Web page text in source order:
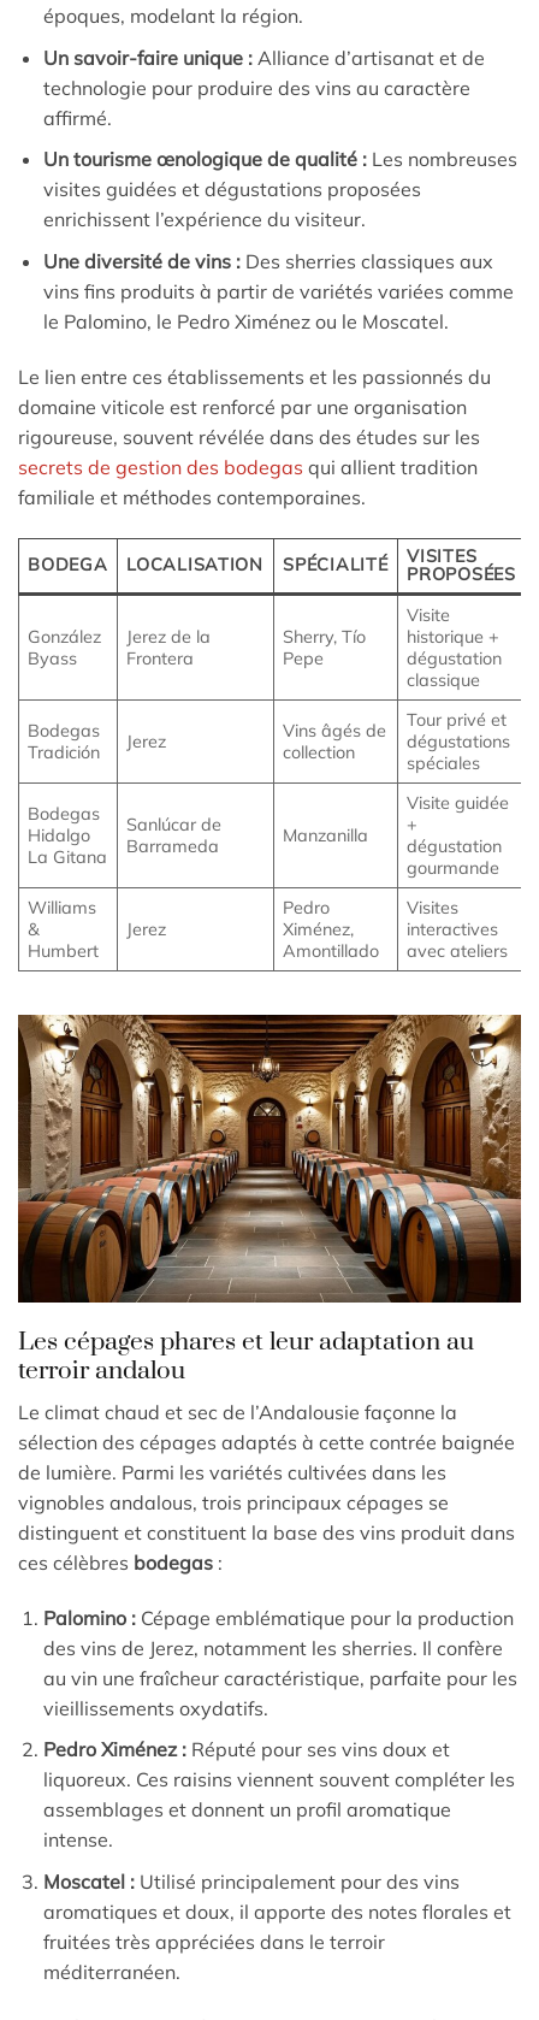
époques, modelant la région.
Un savoir-faire unique :Alliance d’artisanat et de
technologie pour produire des vins au caractère
affirmé.
Un tourisme œnologique de qualité :Les nombreuses
visites guidées et dégustations proposées
enrichissent l’expérience du visiteur.
Une diversité de vins :Des sherries classiques aux
vins fins produits à partir de variétés variées comme
le Palomino, le Pedro Ximénez ou le Moscatel.
Le lien entre ces établissements et les passionnés du
domaine viticole est renforcé par une organisation
rigoureuse, souvent révélée dans des études sur les
secrets de gestion des bodegas qui allient tradition
familiale et méthodes contemporaines.
BODEGA LOCALISATION SPÉCIALITÉ
VISITES
PROPOSÉES
González
Byass
Jerez de la
Frontera
Sherry, Tío
Pepe
Visite
historique +
dégustation
classique
Bodegas
Tradición
Jerez
Vins âgés de
collection
Tour privé et
dégustations
spéciales
Bodegas
Hidalgo
La Gitana
Sanlúcar de
Barrameda
Manzanilla
Visite guidée
+
dégustation
gourmande
Williams
&
Humbert
Jerez
Pedro
Ximénez,
Amontillado
Visites
interactives
avec ateliers
Les cépages phares et leur adaptation au
terroir andalou
Le climat chaud et sec de l’Andalousie façonne la
sélection des cépages adaptés à cette contrée baignée
de lumière. Parmi les variétés cultivées dans les
vignobles andalous, trois principaux cépages se
distinguent et constituent la base des vins produit dans
ces célèbres bodegas :
Palomino :Cépage emblématique pour la production
des vins de Jerez, notamment les sherries. Il confère
au vin une fraîcheur caractéristique, parfaite pour les
vieillissements oxydatifs.
Pedro Ximénez :Réputé pour ses vins doux et
liquoreux. Ces raisins viennent souvent compléter les
assemblages et donnent un profil aromatique
intense.
Moscatel :Utilisé principalement pour des vins
aromatiques et doux, il apporte des notes florales et
fruitées très appréciées dans le terroir
méditerranéen.